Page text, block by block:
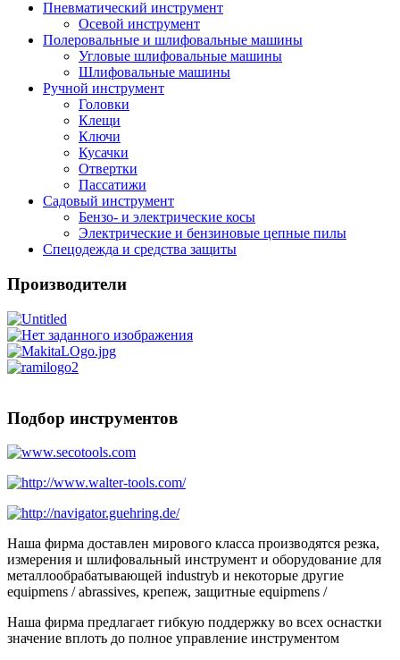
Пневматический инструмент
Осевой инструмент
Полеровальные и шлифовальные машины
Угловые шлифовальные машины
Шлифовальные машины
Ручной инструмент
Головки
Клещи
Ключи
Кусачки
Отвертки
Пассатижи
Садовый инструмент
Бензо- и электрические косы
Электрические и бензиновые цепные пилы
Спецодежда и средства защиты
Производители
Подбор инструментов
Наша фирма доставлен мирового класса производятся резка,
измерения и шлифовальный инструмент и оборудование для
металлообрабатывающей industryb и некоторые другие
equipmens / abrassives, крепеж, защитные equipmens /
Наша фирма предлагает гибкую поддержку во всех оснастки
значение вплоть до полное управление инструментом